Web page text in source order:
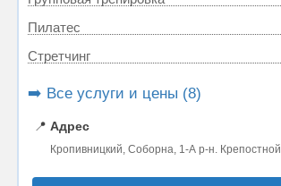
Пилатес
Стретчинг
➡️ Все услуги и цены (8)
📍 Адрес
Кропивницкий, Соборна, 1-А р-н. Крепостной